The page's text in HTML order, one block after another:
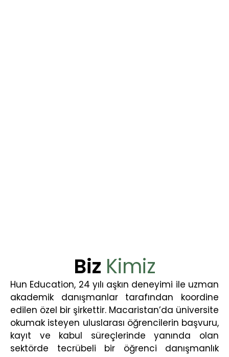
Biz Kimiz
Hun Education, 24 yılı aşkın deneyimi ile uzman
akademik danışmanlar tarafından koordine
edilen özel bir şirkettir. Macaristan’da üniversite
okumak isteyen uluslarası öğrencilerin başvuru,
kayıt ve kabul süreçlerinde yanında olan
sektörde tecrübeli bir öğrenci danışmanlık